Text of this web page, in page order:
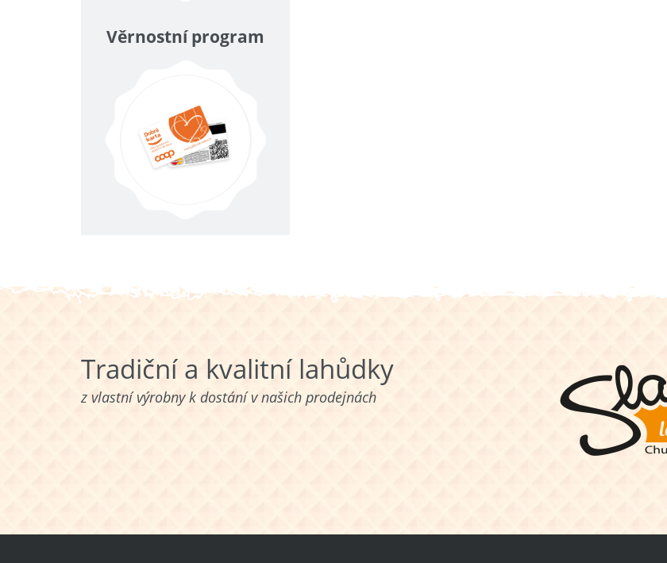
Věrnostní program
Tradiční a kvalitní lahůdky
z vlastní výrobny k dostání v našich prodejnách